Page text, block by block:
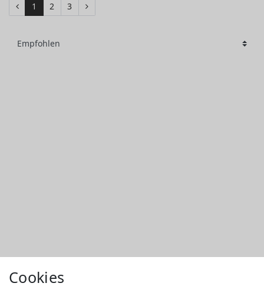
1 2 3
Cookies